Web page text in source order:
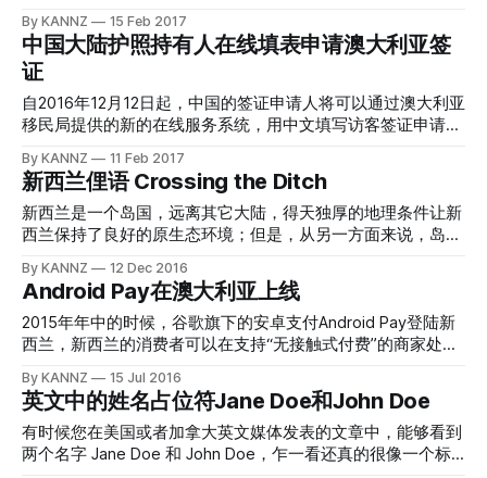
示，签证政策的这项变动将吸引技能较高的劳工，并让澳洲人
获得工作，而不是依照旧有的“457签证”方案引进的廉价外籍
劳工。“我们是个移民国家，但不变的事实是，必须优先让澳
洲劳工从事澳洲的工作。” “我们将不再让人利用457签证，获
得那些可以、也应该由澳洲人来做的工作。” 许多前往澳洲从
事“打工度假”的外籍人士，为了取得较长的签证年限，常会希
望申请457工作签证，也就是透过雇主担保的长期居留、“技术
移民”签证，甚至有机会取得永久居留权。 当
客。十年澳洲“常旅客”签证允许持有人多次赴澳，每次赴澳停
留不超过3个月，此签证持有人在任何24个月期间累计停留不
能超过12个月。 中国护照持有人若申请访客签证（600类
别）“常旅客”系列签证， 在递交申请前，先要和位于中国大陆
的澳大利亚签证申请中心（AVAC）预约提供生物识别信息
通过澳大利亚移民局提供的网站可以进行采集生物识别信息的
预约：http://www.vfsglobal.cn/australia/china/ （仅限身在中
国大陆境内的申请人）。 该签证作为试行引进，因此预约有
名额限制，旅客应权衡此签证是否为最合适的签证选择。签证
http://china.embassy.gov.au/files/bjng/Options to visit work
study in
By KANNZ 15 Feb 2017
中国大陆护照持有人在线填表申请澳大利亚签
证
自2016年12月12日起，中国的签证申请人将可以通过澳大利亚
移民局提供的新的在线服务系统，用中文填写访客签证申请
的申请人；从新西兰申请澳洲访问签证的申请人依然需要使用
PPS 的服务进行申请，而不能使用该系统。 image source:
pixabay.com 澳大利亚签证申请中心 AVACs 现向中国的访客
签证（600类别）（也叫访问签证）旅游系列申请人提供可选
请，无需去澳大利亚签证申请中心递交。申请表会被翻译成英
文并递交给移民和边境保卫部评审。从VFS Global的网站可以
在线申请：http://www.vfsglobal.cn/australia/china 如果您在
新西兰，去什么地方申请澳大利亚的签证呢？澳大利亚使领馆
包给了一个叫做TT SERVICE的公司，简称TTS，所有人都必
须通过这家公司，向澳大利亚使领馆递交自己的申请材料，主
要知识要点如下： * TTS在新西兰只有奥克兰办公室，位于奥
克兰CBD
By KANNZ 11 Feb 2017
新西兰俚语 Crossing the Ditch
新西兰是一个岛国，远离其它大陆，得天独厚的地理条件让新
西兰保持了良好的原生态环境；但是，从另一方面来说，岛国
由于新西兰和澳大利亚两国的居民持有本国的护照，可以在对
方国家享受几乎所有的公民待遇，也不需要签证，所以不少的
新西兰人和澳洲人，都持有护照频繁往来于两地之间，旅游度
假、出差工作、甚至是永久移民到“另一边”。 在新西兰和澳大
兰出发向西，越过这片海洋就能够来到澳大利亚最繁华的东海
岸地区。在澳洲英语和新西兰英语之中，都把塔斯曼海俗称为
The Ditch，新西兰人想要去澳洲，或是澳大利亚人来新西
兰，都会用一个俚语 Crossing the Ditch；它的意思就是，越
By KANNZ 12 Dec 2016
Android Pay在澳大利亚上线
2015年年中的时候，谷歌旗下的安卓支付Android Pay登陆新
西兰，新西兰的消费者可以在支持“无接触式付费”的商家处通
在新加坡推出，而谷歌的支付软件在亚太地区的“攻城略地”仍
在继续；近日，Android Pay 宣布在澳大利亚上线，为其扩张
之路再下一城。澳大利亚有大约2200万的总人口，而根据市
场研究集团 Kantar 的数据，在今年的3到5月间，澳大利亚的
By KANNZ 15 Jul 2016
英文中的姓名占位符Jane Doe和John Doe
有时候您在美国或者加拿大英文媒体发表的文章中，能够看到
两个名字 Jane Doe 和 John Doe，乍一看还真的很像一个标